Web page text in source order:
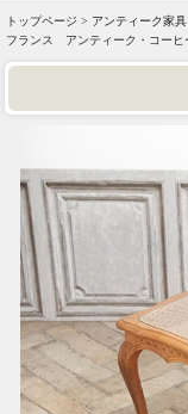
トップページ > アンティーク家具
フランス アンティーク・コーヒ